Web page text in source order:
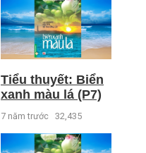
Tiểu thuyết: Biển
xanh màu lá (P7)
7 năm trước 32,435